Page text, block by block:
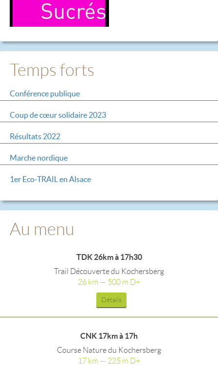
Temps forts
Conférence publique
Coup de cœur solidaire 2023
Résultats 2022
Marche nordique
1er Eco-TRAIL en Alsace
Au menu
TDK 26km à 17h30
Trail Découverte du Kochersberg
26 km — 500 m D+
Détails
CNK 17km à 17h
Course Nature du Kochersberg
17 km — 225 m D+